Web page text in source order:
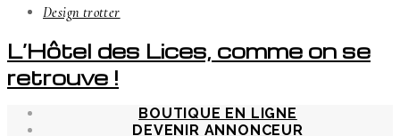
Design trotter
L’Hôtel des Lices, comme on se
retrouve !
BOUTIQUE EN LIGNE
DEVENIR ANNONCEUR